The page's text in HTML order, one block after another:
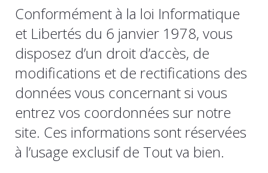
Conformément à la loi Informatique
et Libertés du 6 janvier 1978, vous
disposez d’un droit d’accès, de
modifications et de rectifications des
données vous concernant si vous
entrez vos coordonnées sur notre
site. Ces informations sont réservées
à l’usage exclusif de Tout va bien.